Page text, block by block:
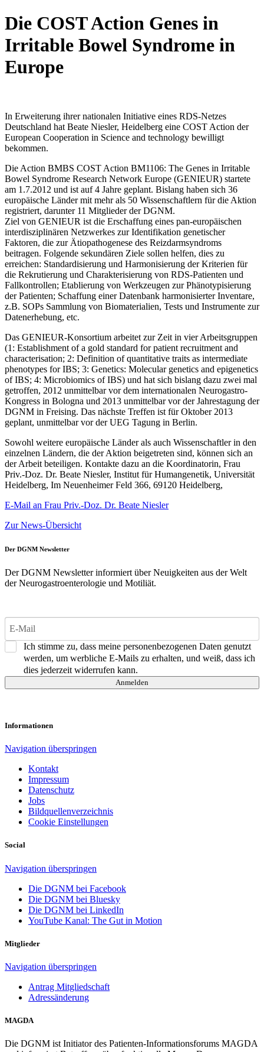
Die COST Action Genes in
Irritable Bowel Syndrome in
Europe
In Erweiterung ihrer nationalen Initiative eines RDS-Netzes
Deutschland hat Beate Niesler, Heidelberg eine COST Action der
European Cooperation in Science and technology bewilligt
bekommen.
Die Action BMBS COST Action BM1106: The Genes in Irritable
Bowel Syndrome Research Network Europe (GENIEUR) startete
am 1.7.2012 und ist auf 4 Jahre geplant. Bislang haben sich 36
europäische Länder mit mehr als 50 Wissenschaftlern für die Aktion
registriert, darunter 11 Mitglieder der DGNM.
Ziel von GENIEUR ist die Erschaffung eines pan-europäischen
interdisziplinären Netzwerkes zur Identifikation genetischer
Faktoren, die zur Ätiopathogenese des Reizdarmsyndroms
beitragen. Folgende sekundären Ziele sollen helfen, dies zu
erreichen: Standardisierung und Harmonisierung der Kriterien für
die Rekrutierung und Charakterisierung von RDS-Patienten und
Fallkontrollen; Etablierung von Werkzeugen zur Phänotypisierung
der Patienten; Schaffung einer Datenbank harmonisierter Inventare,
z.B. SOPs Sammlung von Biomaterialien, Tests und Instrumente zur
Datenerhebung, etc.
Das GENIEUR-Konsortium arbeitet zur Zeit in vier Arbeitsgruppen
(1: Establishment of a gold standard for patient recruitment and
characterisation; 2: Definition of quantitative traits as intermediate
phenotypes for IBS; 3: Genetics: Molecular genetics and epigenetics
of IBS; 4: Microbiomics of IBS) und hat sich bislang dazu zwei mal
getroffen, 2012 unmittelbar vor dem internationalen Neurogastro-
Kongress in Bologna und 2013 unmittelbar vor der Jahrestagung der
DGNM in Freising. Das nächste Treffen ist für Oktober 2013
geplant, unmittelbar vor der UEG Tagung in Berlin.
Sowohl weitere europäische Länder als auch Wissenschaftler in den
einzelnen Ländern, die der Aktion beigetreten sind, können sich an
der Arbeit beteiligen. Kontakte dazu an die Koordinatorin, Frau
Priv.-Doz. Dr. Beate Niesler, Institut für Humangenetik, Universität
Heidelberg, Im Neuenheimer Feld 366, 69120 Heidelberg,
E-Mail an Frau Priv.-Doz. Dr. Beate Niesler
Zur News-Übersicht
Der DGNM Newsletter
Der DGNM Newsletter informiert über Neuigkeiten aus der Welt
der Neurogastroenterologie und Motiliät.
Ich stimme zu, dass meine personenbezogenen Daten genutzt
werden, um werbliche E-Mails zu erhalten, und weiß, dass ich
dies jederzeit widerrufen kann.
Anmelden
Informationen
Navigation überspringen
Kontakt
Impressum
Datenschutz
Jobs
Bildquellenverzeichnis
Cookie Einstellungen
Social
Navigation überspringen
Die DGNM bei Facebook
Die DGNM bei Bluesky
Die DGNM bei LinkedIn
YouTube Kanal: The Gut in Motion
Mitglieder
Navigation überspringen
Antrag Mitgliedschaft
Adressänderung
MAGDA
Die DGNM ist Initiator des Patienten-Informationsforums MAGDA